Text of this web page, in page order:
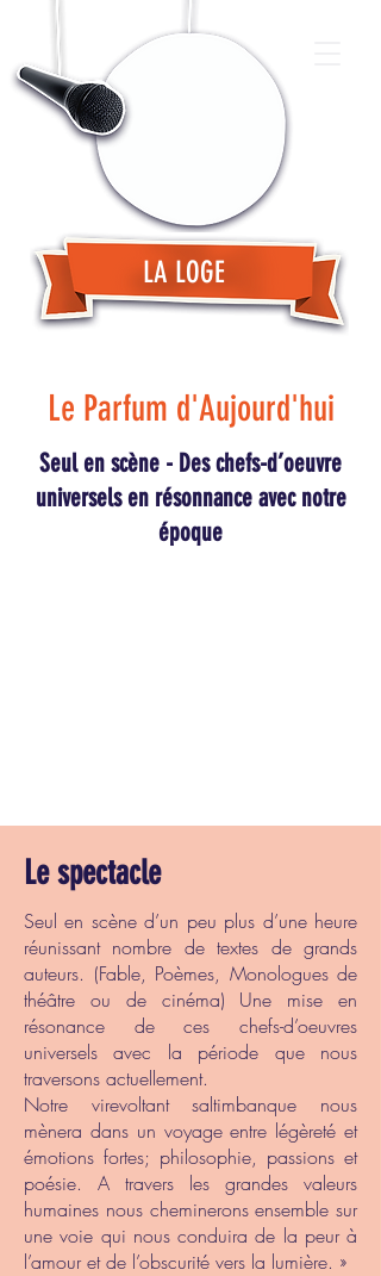
LA LOGE
Le Parfum d'Aujourd'hui
Seul en scène - Des chefs-d’oeuvre
universels en résonnance avec notre
époque
Le spectacle
Seul en scène d’un peu plus d’une heure
réunissant nombre de textes de grands
auteurs. (Fable, Poèmes, Monologues de
théâtre ou de cinéma) Une mise en
résonance de ces chefs-d’oeuvres
universels avec la période que nous
traversons actuellement.
Notre virevoltant saltimbanque nous
mènera dans un voyage entre légèreté et
émotions fortes; philosophie, passions et
poésie. A travers les grandes valeurs
humaines nous cheminerons ensemble sur
une voie qui nous conduira de la peur à
l’amour et de l’obscurité vers la lumière. »